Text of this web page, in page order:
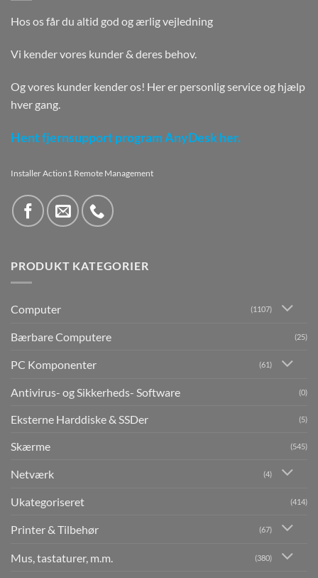
Hos os får du altid god og ærlig vejledning
Vi kender vores kunder & deres behov.
Og vores kunder kender os! Her er personlig service og hjælp
hver gang.
Hent fjernsupport program AnyDesk her.
Installer Action1 Remote Management
PRODUKT KATEGORIER
Computer (1107)
Bærbare Computere (25)
PC Komponenter (61)
Antivirus- og Sikkerheds- Software (0)
Eksterne Harddiske & SSDer (5)
Skærme (545)
Netværk (4)
Ukategoriseret (414)
Printer & Tilbehør (67)
Mus, tastaturer, m.m. (380)